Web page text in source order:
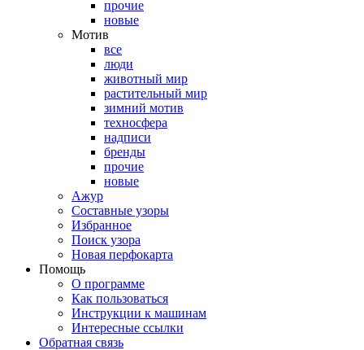
прочие
новые
Мотив
все
люди
животный мир
растительный мир
зимний мотив
техносфера
надписи
бренды
прочие
новые
Ажур
Составные узоры
Избранное
Поиск узора
Новая перфокарта
Помощь
О программе
Как пользоваться
Инструкции к машинам
Интересные ссылки
Обратная связь